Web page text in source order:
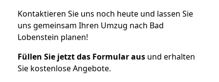
Kontaktieren Sie uns noch heute und lassen Sie
uns gemeinsam Ihren Umzug nach Bad
Lobenstein planen!
Füllen Sie jetzt das Formular aus und erhalten
Sie kostenlose Angebote.